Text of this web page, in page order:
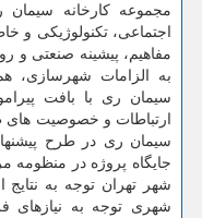
مجموعه کارخانه سیمان
اجتماعی، تکنولوژیکی و
مفاهیم، پیشینه صنعتی و
به الزامات شهرسازی،
سیمان ری با بافت
ارتباطات و خصوصیت های
سیمان ری در طرح
جایگاه پروژه در
شهر تهران توجه به نتایج
شهری توجه به نیازهای